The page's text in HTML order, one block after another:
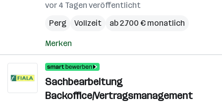
vor 4 Tagen veröffentlicht
Perg
Vollzeit ab 2.700 € monatlich
Merken
Sachbearbeitung
Backoffice/Vertragsmanagement